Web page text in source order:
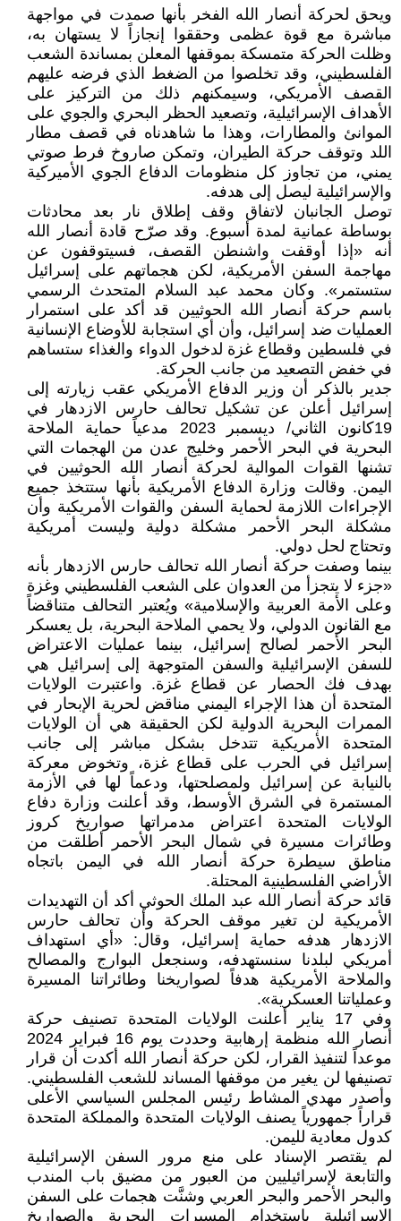
ويحق لحركة أنصار الله الفخر بأنها صمدت في مواجهة
مباشرة مع قوة عظمى وحققوا إنجازاً لا يستهان به،
وظلت الحركة متمسكة بموقفها المعلن بمساندة الشعب
الفلسطيني، وقد تخلصوا من الضغط الذي فرضه عليهم
القصف الأمريكي، وسيمكنهم ذلك من التركيز على
الأهداف الإسرائيلية، وتصعيد الحظر البحري والجوي على
الموانئ والمطارات، وهذا ما شاهدناه في قصف مطار
اللد وتوقف حركة الطيران، وتمكن صاروخ فرط صوتي
يمني، من تجاوز كل منظومات الدفاع الجوي الأميركية
والإسرائيلية ليصل إلى هدفه.
توصل الجانبان لاتفاق وقف إطلاق نار بعد محادثات
بوساطة عمانية لمدة أسبوع. وقد صرّح قادة أنصار الله
أنه «إذا أوقفت واشنطن القصف، فسيتوقفون عن
مهاجمة السفن الأمريكية، لكن هجماتهم على إسرائيل
ستستمر». وكان محمد عبد السلام المتحدث الرسمي
باسم حركة أنصار الله الحوثيين قد أكد على استمرار
العمليات ضد إسرائيل، وأن أي استجابة للأوضاع الإنسانية
في فلسطين وقطاع غزة لدخول الدواء والغذاء ستساهم
في خفض التصعيد من جانب الحركة.
جدير بالذكر أن وزير الدفاع الأمريكي عقب زيارته إلى
إسرائيل أعلن عن تشكيل تحالف حارس الازدهار في
19كانون الثاني/ ديسمبر 2023 مدعياً حماية الملاحة
البحرية في البحر الأحمر وخليج عدن من الهجمات التي
تشنها القوات الموالية لحركة أنصار الله الحوثيين في
اليمن. وقالت وزارة الدفاع الأمريكية بأنها ستتخذ جميع
الإجراءات اللازمة لحماية السفن والقوات الأمريكية وأن
مشكلة البحر الأحمر مشكلة دولية وليست أمريكية
وتحتاج لحل دولي.
بينما وصفت حركة أنصار الله تحالف حارس الازدهار بأنه
«جزء لا يتجزأ من العدوان على الشعب الفلسطيني وغزة
وعلى الأمة العربية والإسلامية» ويُعتبر التحالف متناقضاً
مع القانون الدولي، ولا يحمي الملاحة البحرية، بل يعسكر
البحر الأحمر لصالح إسرائيل، بينما عمليات الاعتراض
للسفن الإسرائيلية والسفن المتوجهة إلى إسرائيل هي
بهدف فك الحصار عن قطاع غزة. واعتبرت الولايات
المتحدة أن هذا الإجراء اليمني مناقض لحرية الإبحار في
الممرات البحرية الدولية لكن الحقيقة هي أن الولايات
المتحدة الأمريكية تتدخل بشكل مباشر إلى جانب
إسرائيل في الحرب على قطاع غزة، وتخوض معركة
بالنيابة عن إسرائيل ولمصلحتها، ودعماً لها في الأزمة
المستمرة في الشرق الأوسط، وقد أعلنت وزارة دفاع
الولايات المتحدة اعتراض مدمراتها صواريخ كروز
وطائرات مسيرة في شمال البحر الأحمر أطلقت من
مناطق سيطرة حركة أنصار الله في اليمن باتجاه
الأراضي الفلسطينية المحتلة.
قائد حركة أنصار الله عبد الملك الحوثي أكد أن التهديدات
الأمريكية لن تغير موقف الحركة وأن تحالف حارس
الازدهار هدفه حماية إسرائيل، وقال: «أي استهداف
أمريكي لبلدنا سنستهدفه، وسنجعل البوارج والمصالح
والملاحة الأمريكية هدفاً لصواريخنا وطائراتنا المسيرة
وعملياتنا العسكرية».
وفي 17 يناير أعلنت الولايات المتحدة تصنيف حركة
أنصار الله منظمة إرهابية وحددت يوم 16 فبراير 2024
موعداً لتنفيذ القرار، لكن حركة أنصار الله أكدت أن قرار
تصنيفها لن يغير من موقفها المساند للشعب الفلسطيني.
وأصدر مهدي المشاط رئيس المجلس السياسي الأعلى
قراراً جمهورياً يصنف الولايات المتحدة والمملكة المتحدة
كدول معادية لليمن.
لم يقتصر الإسناد على منع مرور السفن الإسرائيلية
والتابعة لإسرائيليين من العبور من مضيق باب المندب
والبحر الأحمر والبحر العربي وشنَّت هجمات على السفن
الإسرائيلية باستخدام المسيرات البحرية والصواريخ